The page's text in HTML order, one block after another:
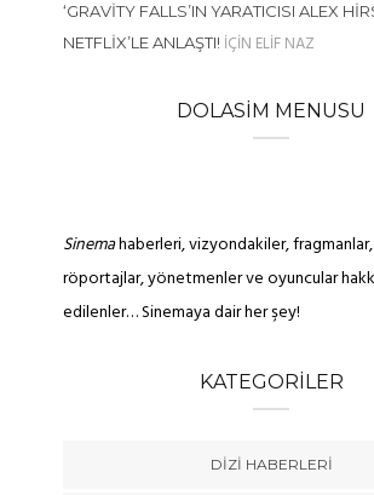
‘GRAVITY FALLS’IN YARATICISI ALEX
NETFLIX’LE ANLAŞTI!IÇIN ELIF NAZ
DOLASIM MENUSU
Sinemahaberleri, vizyondakiler,
röportajlar, yönetmenler ve oyuncular
edilenler… Sinemaya dair her şey!
KATEGORILER
DIZI HABERLERI